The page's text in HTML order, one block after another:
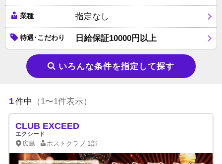
業種 指定なし
待遇･こだわり 日給保証10000円以上
いろんな条件を指定して探す
1件中 （1〜1件表示）
CLUB EXCEED
エクシード
広島 ホストクラブ 1部